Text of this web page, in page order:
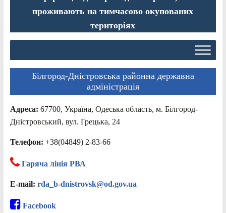
проживають на тимчасово окупованих
територіях
Білгород-Дністровська районна державна
адміністрація
Адреса: 67700, Україна, Одеська область, м. Білгород-
Дністровський, вул. Грецька, 24
Телефон: +38(04849) 2-83-66
Гаряча лінія РВА
E-mail: rda_b-dnistrovsk@od.gov.ua
Facebook